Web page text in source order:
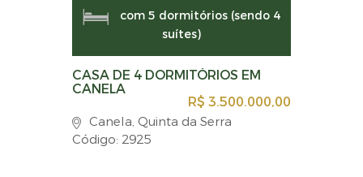
com 5 dormitórios (sendo 4
suítes)
CASA DE 4 DORMITÓRIOS EM
CANELA
R$ 3.500.000,00
Canela, Quinta da Serra
Código: 2925